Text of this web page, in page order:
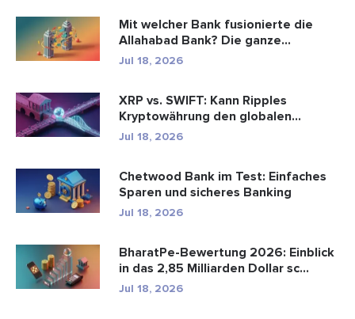
Mit welcher Bank fusionierte die
Allahabad Bank? Die ganze
Geschic...
Jul 18, 2026
XRP vs. SWIFT: Kann Ripples
Kryptowährung den globalen
Zahlungsve...
Jul 18, 2026
Chetwood Bank im Test: Einfaches
Sparen und sicheres Banking
Jul 18, 2026
BharatPe-Bewertung 2026: Einblick
in das 2,85 Milliarden Dollar sc...
Jul 18, 2026